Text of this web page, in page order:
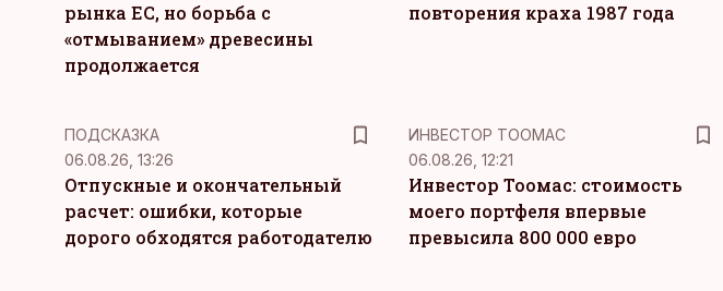
рынка ЕС, но борьба с
«отмыванием» древесины
продолжается
повторения краха 1987 года
ПОДСКАЗКА
06.08.26, 13:26
Отпускные и окончательный
расчет: ошибки, которые
дорого обходятся работодателю
ИНВЕСТОР ТООМАС
06.08.26, 12:21
Инвестор Тоомас: стоимость
моего портфеля впервые
превысила 800 000 евро